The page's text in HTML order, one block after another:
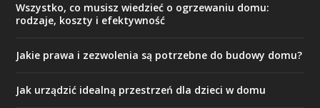
Wszystko, co musisz wiedzieć o ogrzewaniu domu:
rodzaje, koszty i efektywność
Jakie prawa i zezwolenia są potrzebne do budowy domu?
Jak urządzić idealną przestrzeń dla dzieci w domu